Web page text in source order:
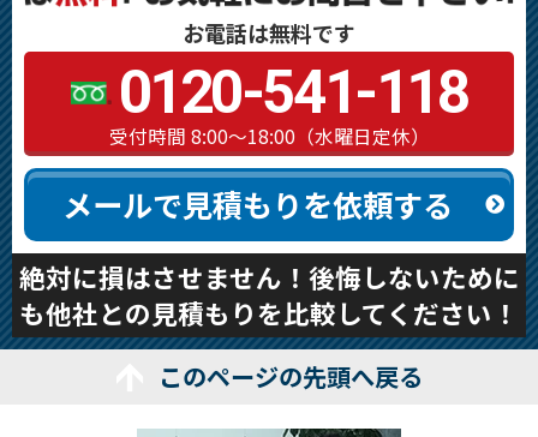
お電話は無料です
0120-541-118
受付時間 8:00～18:00（水曜日定休）
メールで見積もりを依頼する
絶対に損はさせません！後悔しないために
も他社との見積もりを比較してください！
このページの先頭へ戻る